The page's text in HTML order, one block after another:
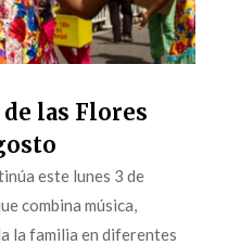
las Flores
este lunes 3 de
combina música,
la familia en diferentes